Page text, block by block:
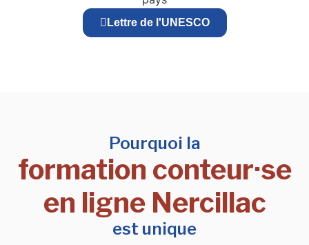
Lettre de l'UNESCO
Pourquoi la
formation conteur·se
en ligne Nercillac
est unique